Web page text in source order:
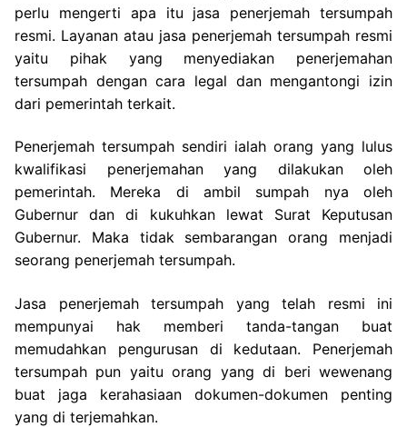
perlu mengerti apa itu jasa penerjemah tersumpah
resmi. Layanan atau jasa penerjemah tersumpah resmi
yaitu pihak yang menyediakan penerjemahan
tersumpah dengan cara legal dan mengantongi izin
dari pemerintah terkait.
Penerjemah tersumpah sendiri ialah orang yang lulus
kwalifikasi penerjemahan yang dilakukan oleh
pemerintah. Mereka di ambil sumpah nya oleh
Gubernur dan di kukuhkan lewat Surat Keputusan
Gubernur. Maka tidak sembarangan orang menjadi
seorang penerjemah tersumpah.
Jasa penerjemah tersumpah yang telah resmi ini
mempunyai hak memberi tanda-tangan buat
memudahkan pengurusan di kedutaan. Penerjemah
tersumpah pun yaitu orang yang di beri wewenang
buat jaga kerahasiaan dokumen-dokumen penting
yang di terjemahkan.